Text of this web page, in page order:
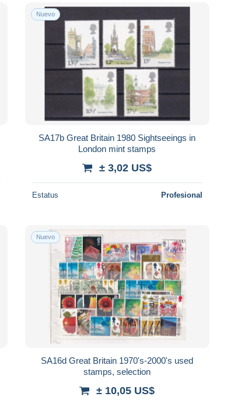
Nuevo
SA17b Great Britain 1980 Sightseeings in
London mint stamps
± 3,02 US$
Estatus Profesional
Nuevo
SA16d Great Britain 1970's-2000's used
stamps, selection
± 10,05 US$